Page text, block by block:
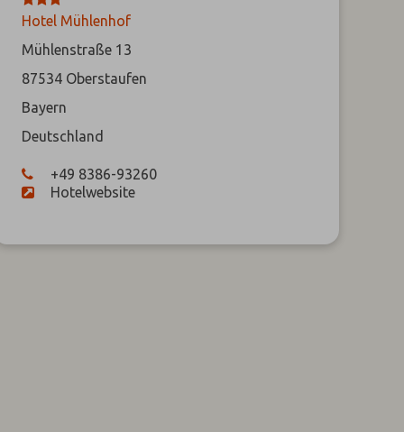
Hotel Mühlenhof
Mühlenstraße 13
87534 Oberstaufen
Bayern
Deutschland
+49 8386-93260
Hotelwebsite